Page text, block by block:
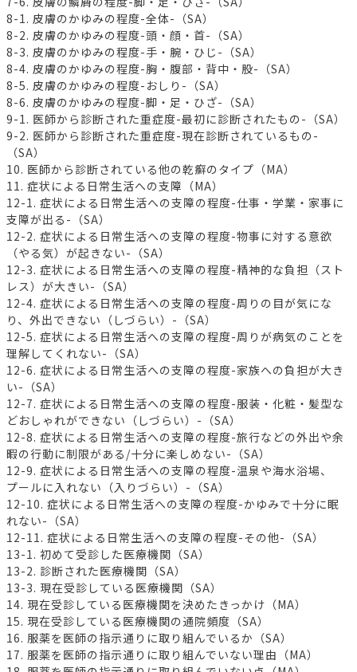
8-1. 皮膚のかゆみの程度-全体-（SA）
8-2. 皮膚のかゆみの程度-頭・顔・首-（SA）
8-3. 皮膚のかゆみの程度-手・腕・ひじ-（SA）
8-4. 皮膚のかゆみの程度-胸・腹部・背中・股-（SA）
8-5. 皮膚のかゆみの程度-おしり-（SA）
8-6. 皮膚のかゆみの程度-脚・足・ひざ-（SA）
9-1. 医師から診断された重症度-最初に診断されたもの-（SA）
9-2. 医師から診断された重症度-現在診断されているもの-
（SA）
10. 医師から診断されている他の乾癬のタイプ（MA）
11. 症状による日常生活への支障（MA）
12-1. 症状による日常生活への支障の程度-仕事・学業・家事に
支障が出る-（SA）
12-2. 症状による日常生活への支障の程度-物事に対する意欲
（やる気）が起きない-（SA）
12-3. 症状による日常生活への支障の程度-精神的な負担（スト
レス）が大きい-（SA）
12-4. 症状による日常生活への支障の程度-周りの目が気にな
り、外出できない（しづらい）-（SA）
12-5. 症状による日常生活への支障の程度-周りが病気のことを
理解してくれない-（SA）
12-6. 症状による日常生活への支障の程度-家族への負担が大き
い-（SA）
12-7. 症状による日常生活への支障の程度-服装・化粧・髪型な
どおしゃれができない（しづらい）-（SA）
12-8. 症状による日常生活への支障の程度-旅行などの外出や余
暇の行動に制限がある/十分に楽しめない-（SA）
12-9. 症状による日常生活への支障の程度-温泉や海水浴場、
プールに入れない（入りづらい）-（SA）
12-10. 症状による日常生活への支障の程度-かゆみで十分に眠
れない-（SA）
12-11. 症状による日常生活への支障の程度-その他-（SA）
13-1. 初めて受診した医療機関（SA）
13-2. 診断された医療機関（SA）
13-3. 現在受診している医療機関（SA）
14. 現在受診している医療機関を決めたきっかけ（MA）
15. 現在受診している医療機関の通院頻度（SA）
16. 服薬を医師の指示通りに取り組んでいるか（SA）
17. 服薬を医師の指示通りに取り組んでいない理由（MA）